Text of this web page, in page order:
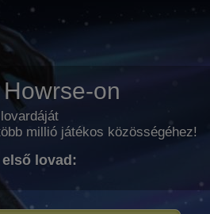
on
millió játékos közösségéhez!
lovad: